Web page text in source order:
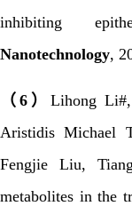
inhibiting
Nanotechnology,
（ 6） Lihong
Aristidis Michael
Fengjie Liu,
metabolites in the